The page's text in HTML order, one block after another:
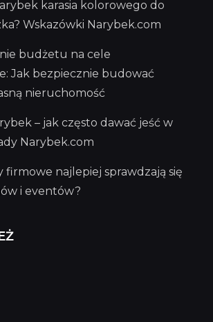
karasia kolorowego do
Wskazówki Narybek.com
budżetu na cele
Jak bezpiecznie budować
nieruchomość
– jak często dawać jeść w
Narybek.com
firmowe najlepiej sprawdzają się
i eventów?